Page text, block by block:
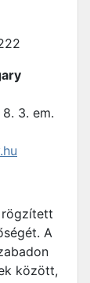
3. em.
A
között,